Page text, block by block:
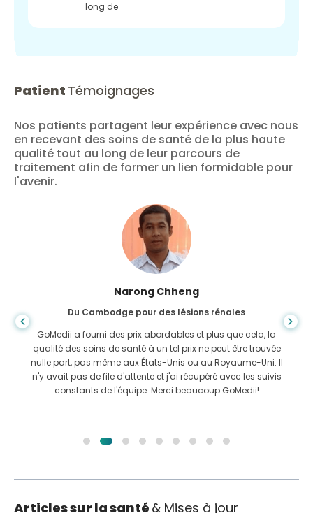
long de
Patient Témoignages
Nos patients partagent leur expérience avec nous
en recevant des soins de santé de la plus haute
qualité tout au long de leur parcours de
traitement afin de former un lien formidable pour
l'avenir.
Shanda Das
Du Bangladesh pour la gastro-entérologie
J'ai remercié mon fils et la brillante équipe de GoMedii qui
m'ont aidé dans mon voyage du Bangladesh vers l'Inde
pour me faire soigner. Nous avons fait le bon choix en
choisissant GoMedii. Même après le traitement, ils gardent
un excellent lien avec nous
Articles sur la santé & Mises à jour